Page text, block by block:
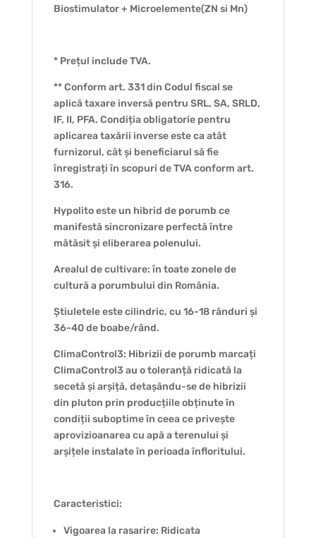
Biostimulator + Microelemente(ZN si Mn)
* Prețul include TVA.
** Conform art. 331 din Codul fiscal se
aplică taxare inversă pentru SRL, SA, SRLD,
IF, II, PFA. Condiția obligatorie pentru
aplicarea taxării inverse este ca atât
furnizorul, cât și beneficiarul să fie
înregistrați în scopuri de TVA conform art.
316.
Hypolito este un hibrid de porumb ce
manifestă sincronizare perfectă între
mătăsit și eliberarea polenului.
Arealul de cultivare: în toate zonele de
cultură a porumbului din România.
Știuletele este cilindric, cu 16-18 rânduri și
36-40 de boabe/rând.
ClimaControl3: Hibrizii de porumb marcați
ClimaControl3 au o toleranță ridicată la
secetă și arșiță, detașându-se de hibrizii
din pluton prin producțiile obținute în
condiții suboptime în ceea ce privește
aprovizioanarea cu apă a terenului și
arșițele instalate în perioada înfloritului.
Caracteristici:
Vigoarea la rasarire: Ridicata